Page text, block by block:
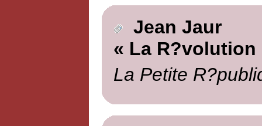
Jean Jaur
« La R?volution
La Petite